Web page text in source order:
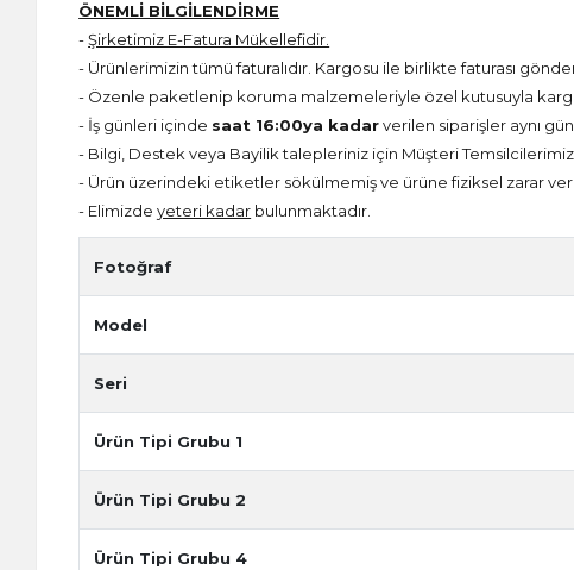
ÖNEMLİ BİLGİLENDİRME
-Şirketimiz E-Fatura Mükellefidir.
- Ürünlerimizin tümü faturalıdır. Kargosu ile birlikte faturası
- Özenle paketlenip koruma malzemeleriyle özel kutusuyla
- İş günleri içinde saat 16:00ya kadarverilen siparişler aynı
- Bilgi, Destek veya Bayilik talepleriniz için Müşteri
- Ürün üzerindeki etiketler sökülmemiş ve ürüne fiziksel zarar
- Elimizdeyeteri kadar bulunmaktadır.
Fotoğraf
Model
Seri
Ürün Tipi Grubu 1
Ürün Tipi Grubu 2
Ürün Tipi Grubu 4